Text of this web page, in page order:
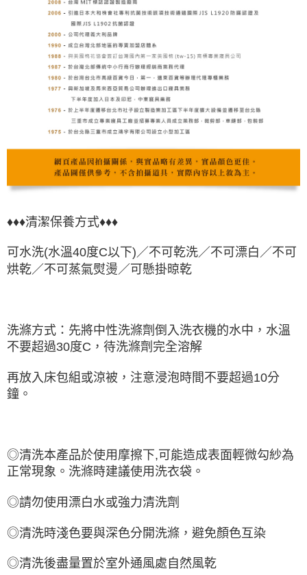
♦♦♦清潔保養方式♦♦♦
可水洗(水溫40度C以下)／不可乾洗／不可漂白 ／不可
烘乾／不可蒸氣熨燙／可懸掛晾乾
洗滌方式：先將中性洗滌劑倒入洗衣機的水中，水溫
不要超過30度C，待洗滌劑完全溶解
再放入床包組或涼被，注意浸泡時間不要超過10分
鐘。
◎清洗本產品於使用摩擦下,可能造成表面輕微勾紗為
正常現象。洗滌時建議使用洗衣袋。
◎請勿使用漂白水或強力清洗劑
◎清洗時淺色要與深色分開洗滌，避免顏色互染
◎清洗後盡量置於室外通風處自然風乾